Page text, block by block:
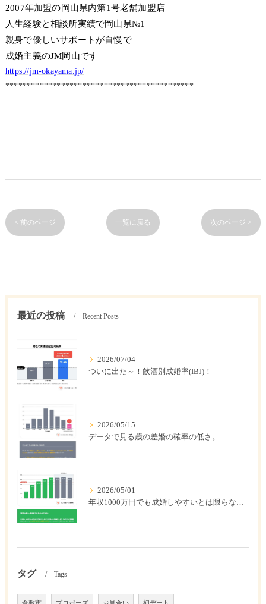
2007年加盟の岡山県内第1号老舗加盟店
人生経験と相談所実績で岡山県№1
親身で優しいサポートが自慢で
成婚主義のJM岡山です
https://jm-okayama.jp/
********************************************
< 前のページ 一覧に戻る 次のページ >
最近の投稿 Recent Posts
2026/07/04
ついに出た～！飲酒別成婚率(IBJ)！
2026/05/15
データで見る歳の差婚の確率の低さ。
2026/05/01
年収1000万円でも成婚しやすいとは限らない? 「年収帯別の成婚率」のリアル
タグ Tags